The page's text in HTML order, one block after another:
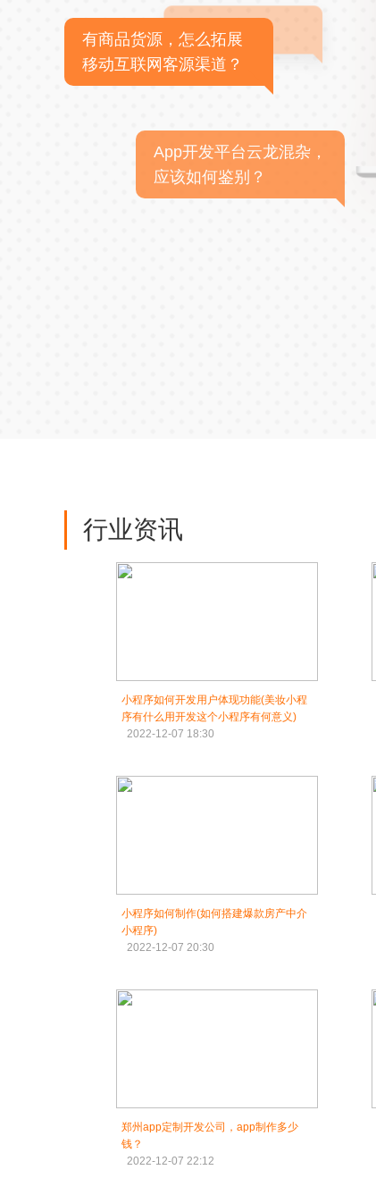
有商品货源，怎么拓展
移动互联网客源渠道？
App开发平台云龙混杂，
应该如何鉴别？
行业资讯
小程序如何开发用户体现功能(美妆小程
序有什么用开发这个小程序有何意义)
2022-12-07 18:30
小程序如何制作(如何搭建爆款房产中介
小程序)
2022-12-07 20:30
郑州app定制开发公司，app制作多少
钱？
2022-12-07 22:12